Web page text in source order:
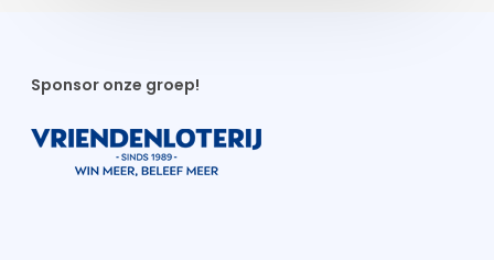
Sponsor onze groep!